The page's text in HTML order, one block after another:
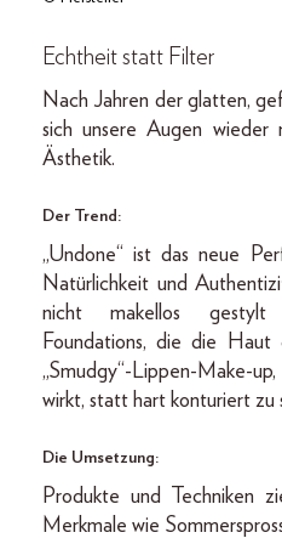
Echtheit statt Filter
Nach Jahren der glatten,
sich unsere Augen wieder
Ästhetik.
Der Trend:
„Undone“ ist das neue
Natürlichkeit und
nicht makellos gestylt
Foundations, die die Haut
„Smudgy“-Lippen-Make-
wirkt, statt hart konturiert zu
Die Umsetzung:
Produkte und Techniken
Merkmale wie